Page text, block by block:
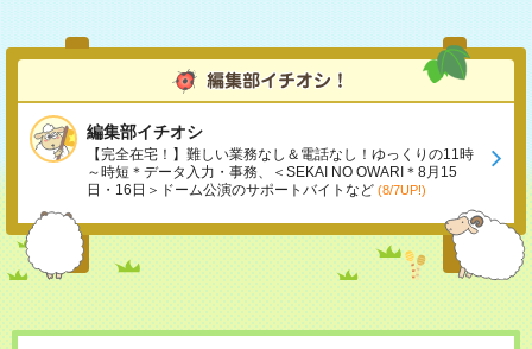
編集部イチオシ
【完全在宅！】難しい業務なし＆電話なし！ゆっくりの11時
～時短＊データ入力・事務、＜SEKAI NO OWARI＊8月15
日・16日＞ドーム公演のサポートバイトなど (8/7UP!)